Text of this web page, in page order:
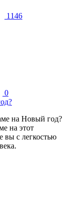
1146
0
на Новый год?
на этот
вы с легкостью